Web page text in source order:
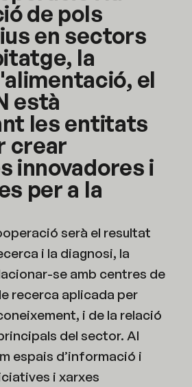
de pols
en sectors
la
el
està
les entitats
crear
innovadores i
per a la
serà el resultat
i la diagnosi, la
se amb centres de
recerca aplicada per
i de la relació
del sector. Al
espais d’informació i
i xarxes